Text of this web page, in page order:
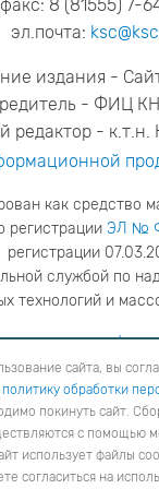
факс: 8 (81555) 7-
эл.почта:
издания -
- ФИЦ
редактор - к.т.н.
как средство
регистрации ЭЛ №
регистрации
службой по
технологий и
редакции
редакции
вы соглашаетесь с
в ином случае вам
с помощью
cookies для взаимодействия с
их использование,
сайта, вы
политику обработки
покинуть сайт.
с помощью
использует файлы
согласиться на